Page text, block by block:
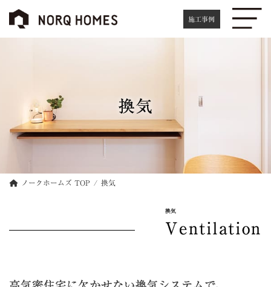
施工事例
換気
ノークホームズ TOP 換気
換気
Ventilation